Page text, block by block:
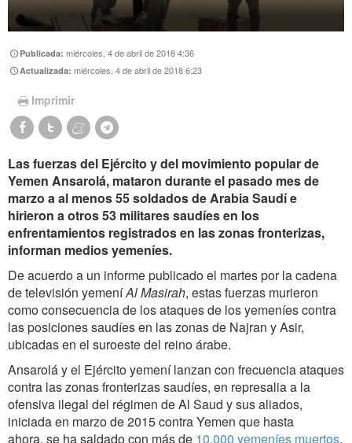
Publicada:miércoles, 4 de abril de 2018 4:36
Actualizada:miércoles, 4 de abril de 2018 6:23
Imprimir
Las fuerzas del Ejército y del movimiento popular de
Yemen Ansarolá, mataron durante el pasado mes de
marzo a al menos 55 soldados de Arabia Saudí e
hirieron a otros 53 militares saudíes en los
enfrentamientos registrados en las zonas fronterizas,
informan medios yemeníes.
De acuerdo a un informe publicado el martes por la cadena
de televisión yemeníAl Masirah, estas fuerzas murieron
como consecuencia de los ataques de los yemeníes contra
las posiciones saudíes en las zonas de Najran y Asir,
ubicadas en el suroeste del reino árabe.
Ansarolá y el Ejército yemení lanzan con frecuencia ataques
contra las zonas fronterizas saudíes, en represalia a la
ofensiva ilegal del régimen de Al Saud y sus aliados,
iniciada en marzo de 2015 contra Yemen que hasta
ahora, se ha saldado con más de 10.000 yemeníes muertos,